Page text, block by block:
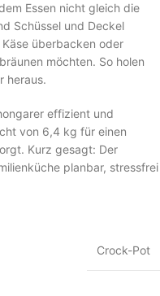
Essen nicht gleich die
Schüssel und Deckel
überbacken oder
möchten. So holen
heraus.
effizient und
von 6,4 kg für einen
Kurz gesagt: Der
planbar, stressfrei
Crock-Pot